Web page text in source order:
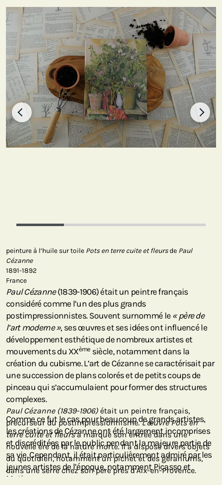
peinture à l’huile sur toile Pots en terre cuite et fleursde Paul
Cézanne
1891-1892
France
Paul Cézanne(1839-1906) était un peintre français
considéré comme l’un des plus grands
postimpressionnistes. Souvent surnommé le « père de
l’art moderne », ses œuvres et ses idées ont influencé le
développement esthétique de nombreux artistes et
mouvements du XXème siècle, notamment dans la
création du cubisme. L’art de Cézanne se caractérisait par
une succession de plans colorés et de petits coups de
pinceau qui s’accumulaient pour former des structures
complexes.
Comme ce fut le cas pour beaucoup de grands artistes,
les créations de Cézanne ont été largement incomprises
et discréditées par le public pendant la majeure partie de
sa vie. Cependant, il était particulièrement admiré par les
jeunes artistes de l’époque, notamment Picasso et
Matisse.
Paul Cézanne (1839-1906) était un peintre français,
précurseur du postimpressionnisme.L’œuvre Pots en
terre cuite et fleursa marqué son entrée dans une
nouvelle ère de la nature morte. Il a disposé divers objets
du quotidien, notamment un pichet et des géraniums,
dans une serre chez son père près d’Aix-en-Provence.